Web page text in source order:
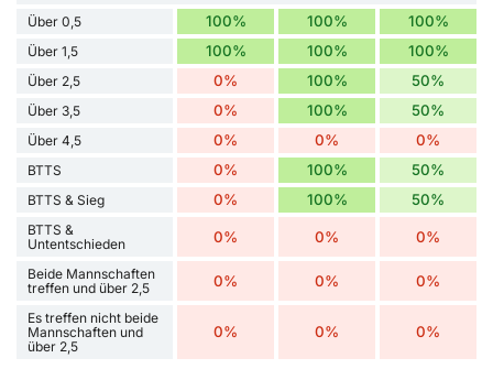
Über 0,5
100% 100% 100%
Über 1,5 100% 100% 100%
Über 2,5 0% 100% 50%
Über 3,5 0% 100% 50%
Über 4,5 0% 0% 0%
BTTS 0% 100% 50%
BTTS & Sieg 0% 100% 50%
BTTS &
Untentschieden
0% 0% 0%
Beide Mannschaften
treffen und über 2,5
0% 0% 0%
Es treffen nicht beide
Mannschaften und
über 2,5
0% 0% 0%